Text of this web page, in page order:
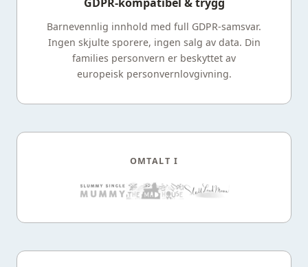
Barnevennlig innhold med full GDPR-samsvar.
Ingen skjulte sporere, ingen salg av data. Din
families personvern er beskyttet av
europeisk personvernlovgivning.
OMTALT I